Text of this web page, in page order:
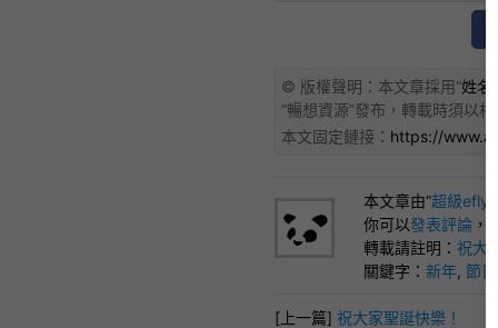
© 版權聲明：本文章採用“姓名
“暢想資源”發布，轉載時須以相
本文固定鏈接： https://
本文章由“超級efly
你可以發表評論 ，
轉載請註明： 祝大
關鍵字： 新年, 節日
[上一篇] 祝大家聖誕快樂！